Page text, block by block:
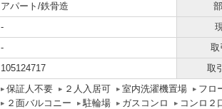
アパート/鉄骨造
-
- 取
105124717 取
保証人不要 ２人入居可 室内洗濯機置場 フロ
２面バルコニー
駐輪場 ガスコンロ コンロ２